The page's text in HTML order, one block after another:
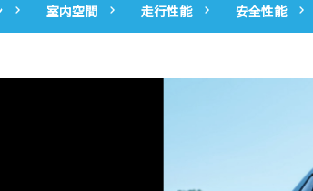
室内空間 走行性能 安全性能